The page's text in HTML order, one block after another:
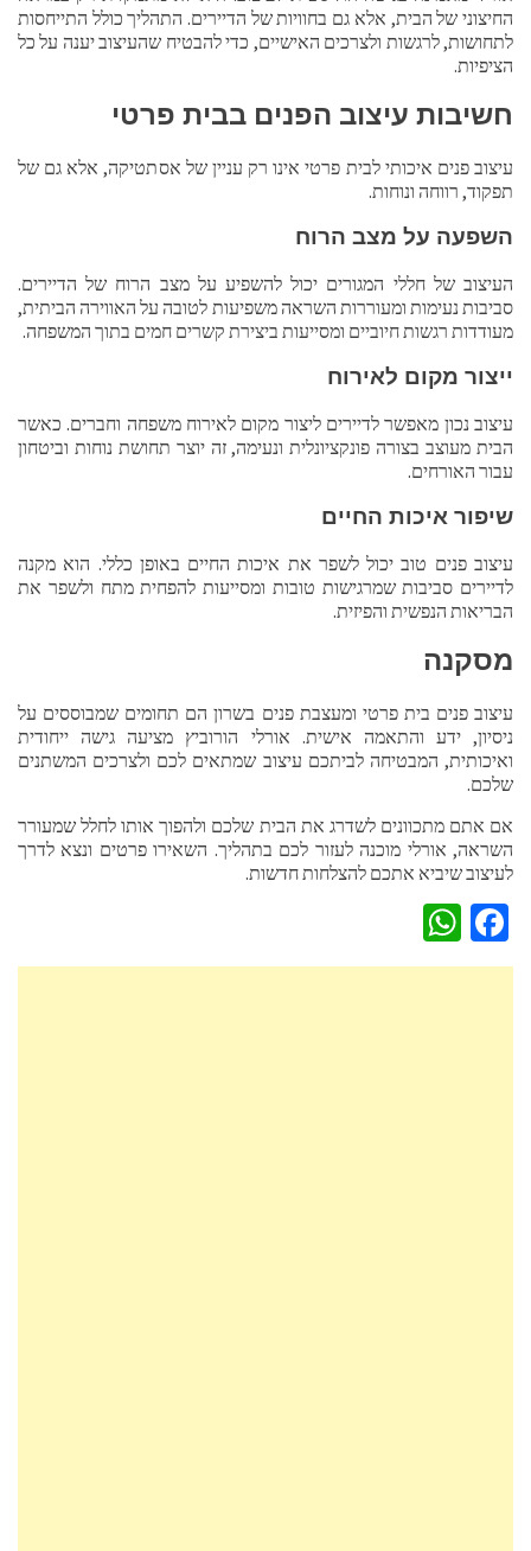
החיצוני של הבית, אלא גם בחוויות של הדיירים. התהליך כולל התייחסות
לתחושות, לרגשות ולצרכים האישיים, כדי להבטיח שהעיצוב יענה על כל
הציפיות.
חשיבות עיצוב הפנים בבית פרטי
עיצוב פנים איכותי לבית פרטי אינו רק עניין של אסתטיקה, אלא גם של
תפקוד, רווחה ונוחות.
השפעה על מצב הרוח
העיצוב של חללי המגורים יכול להשפיע על מצב הרוח של הדיירים.
סביבות נעימות ומעוררות השראה משפיעות לטובה על האווירה הביתית,
מעודדות רגשות חיוביים ומסייעות ביצירת קשרים חמים בתוך המשפחה.
ייצור מקום לאירוח
עיצוב נכון מאפשר לדיירים ליצור מקום לאירוח משפחה וחברים. כאשר
הבית מעוצב בצורה פונקציונלית ונעימה, זה יוצר תחושת נוחות וביטחון
עבור האורחים.
שיפור איכות החיים
עיצוב פנים טוב יכול לשפר את איכות החיים באופן כללי. הוא מקנה
לדיירים סביבות שמרגישות טובות ומסייעות להפחית מתח ולשפר את
הבריאות הנפשית והפיזית.
מסקנה
עיצוב פנים בית פרטי ומעצבת פנים בשרון הם תחומים שמבוססים על
ניסיון, ידע והתאמה אישית. אורלי הורוביץ מציעה גישה ייחודית
ואיכותית, המבטיחה לביתכם עיצוב שמתאים לכם ולצרכים המשתנים
שלכם.
אם אתם מתכוונים לשדרג את הבית שלכם ולהפוך אותו לחלל שמעורר
השראה, אורלי מוכנה לעזור לכם בתהליך. השאירו פרטים ונצא לדרך
לעיצוב שיביא אתכם להצלחות חדשות.
Facebook